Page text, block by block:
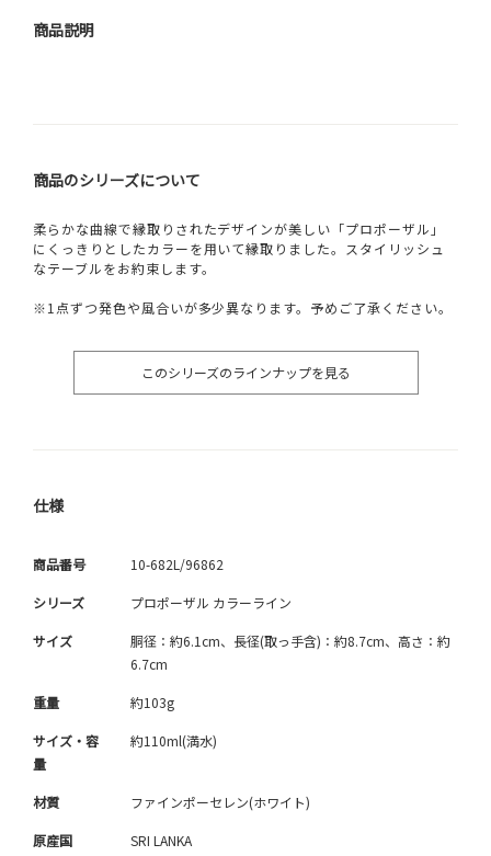
商品説明
商品のシリーズについて
柔らかな曲線で縁取りされたデザインが美しい「プロポーザル」
にくっきりとしたカラーを用いて縁取りました。スタイリッシュ
なテーブルをお約束します。
※1点ずつ発色や風合いが多少異なります。予めご了承ください。
このシリーズのラインナップを見る
仕様
商品番号 10-682L/96862
シリーズ プロポーザル カラーライン
サイズ
胴径：約6.1cm、長径(取っ手含)：約8.7cm、高さ：約
6.7cm
重量 約103g
サイズ・容
量
約110ml(満水)
材質 ファインポーセレン(ホワイト)
原産国 SRI LANKA